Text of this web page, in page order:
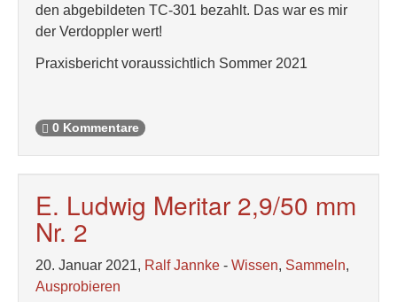
den abgebildeten TC-301 bezahlt. Das war es mir
der Verdoppler wert!
Praxisbericht voraussichtlich Sommer 2021
0 Kommentare
E. Ludwig Meritar 2,9/50 mm
Nr. 2
20. Januar 2021, Ralf Jannke - Wissen, Sammeln,
Ausprobieren